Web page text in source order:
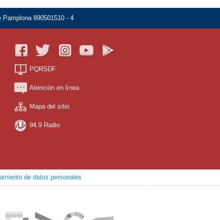
890501510 - 4
PQRSDF
Atención en línea
Mapa del sitio
94.9 Radio
de datos personales